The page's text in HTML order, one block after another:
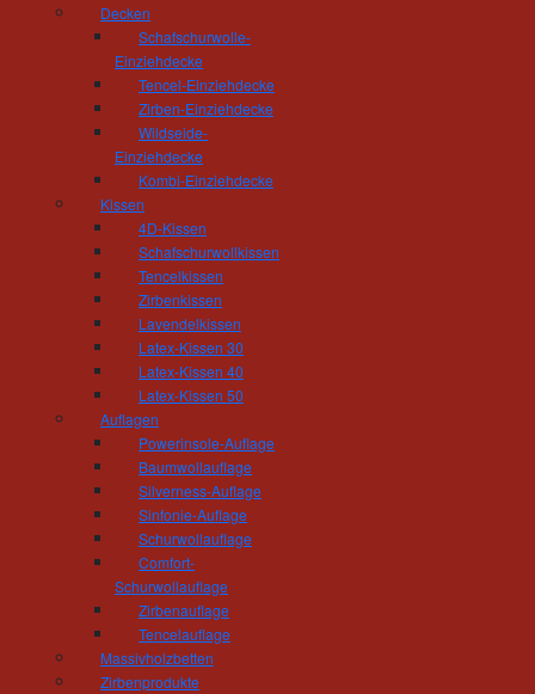
Decken
Schafschurwolle-
Einziehdecke
Tencel-Einziehdecke
Zirben-Einziehdecke
Wildseide-
Einziehdecke
Kombi-Einziehdecke
Kissen
4D-Kissen
Schafschurwollkissen
Tencelkissen
Zirbenkissen
Lavendelkissen
Latex-Kissen 30
Latex-Kissen 40
Latex-Kissen 50
Auflagen
Powerinsole-Auflage
Baumwollauflage
Silverness-Auflage
Sinfonie-Auflage
Schurwollauflage
Comfort-
Schurwollauflage
Zirbenauflage
Tencelauflage
Massivholzbetten
Zirbenprodukte
Werkstattleiter